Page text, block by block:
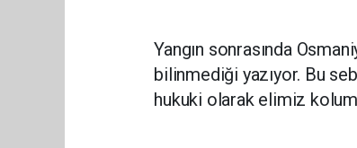
Yangın sonrasında
bilinmediği yazıyor. Bu
hukuki olarak elimiz